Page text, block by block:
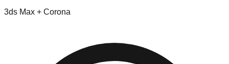
3ds Max + Corona